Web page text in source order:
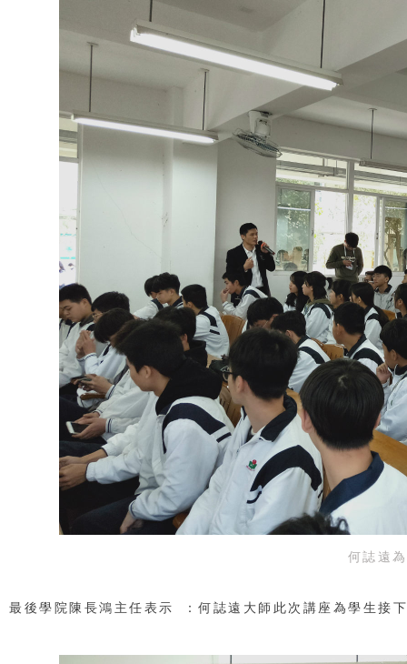
何誌遠
最後學院陳長鴻主任表示：何誌遠大師此次講座為學生接